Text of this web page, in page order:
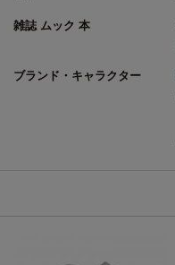
雑誌 ムック 本
ブランド・キャラクター